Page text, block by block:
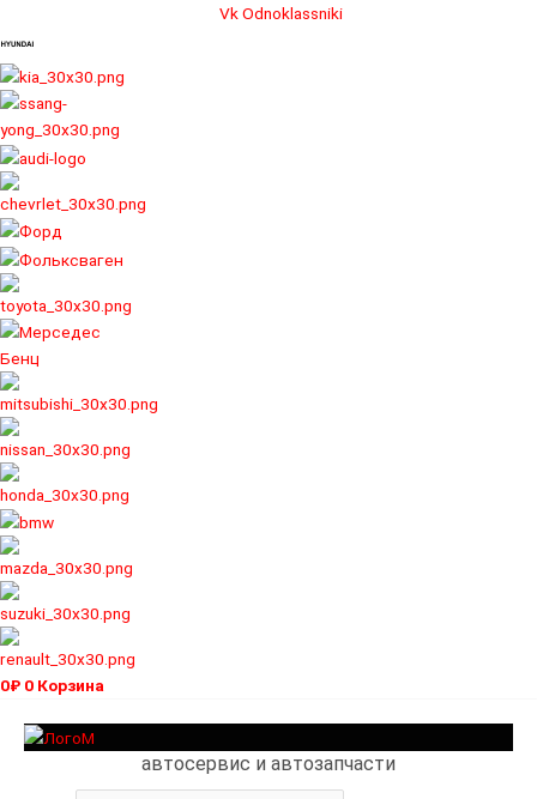
к
содержимому
Vk Odnoklassniki
0₽ 0 Корзина
автосервис и автозапчасти